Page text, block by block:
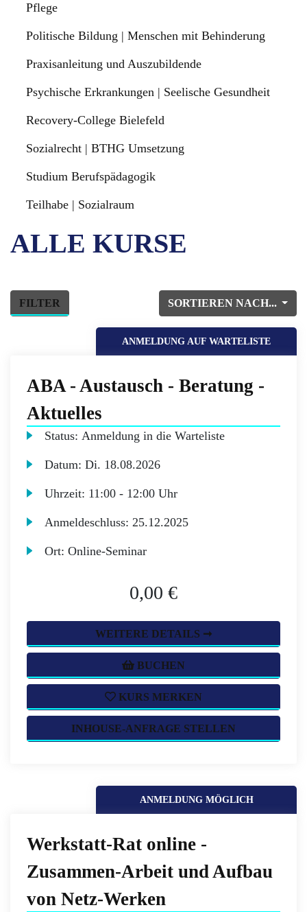
Pflege
Politische Bildung | Menschen mit Behinderung
Praxisanleitung und Auszubildende
Psychische Erkrankungen | Seelische Gesundheit
Recovery-College Bielefeld
Sozialrecht | BTHG Umsetzung
Studium Berufspädagogik
Teilhabe | Sozialraum
ALLE KURSE
SORTIEREN NACH...
FILTER
ANMELDUNG AUF WARTELISTE
ABA - Austausch - Beratung -
Aktuelles
Status:Anmeldung in die Warteliste
Datum:Di. 18.08.2026
Uhrzeit: 11:00 - 12:00 Uhr
Anmeldeschluss:25.12.2025
Ort:Online-Seminar
0,00 €
WEITERE DETAILS ➞
BUCHEN
KURS MERKEN
INHOUSE-ANFRAGE STELLEN
ANMELDUNG MÖGLICH
Werkstatt-Rat online -
Zusammen-Arbeit und Aufbau
von Netz-Werken